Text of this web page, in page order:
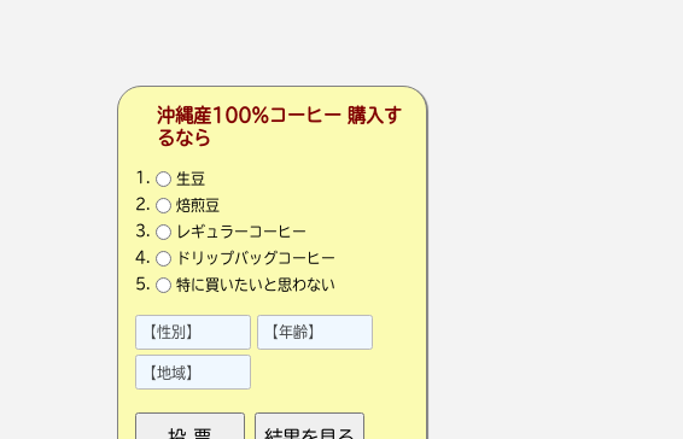
沖縄産100％コーヒー 購入す
るなら
生豆
焙煎豆
レギュラーコーヒー
ドリップバッグコーヒー
特に買いたいと思わない